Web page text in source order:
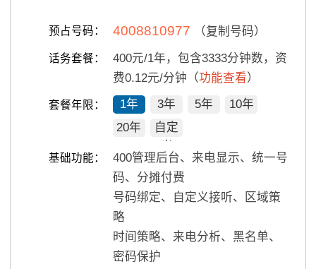
预占号码： 4008810977 （复制号码）
话务套餐： 400元/1年，包含3333分钟数，资
费0.12元/分钟（功能查看）
套餐年限： 1年 3年 5年
10年
20年
自定
义
基础功能：
400管理后台、来电显示、统一号
码、分摊付费
号码绑定、自定义接听、区域策
略
时间策略、来电分析、黑名单、
密码保护